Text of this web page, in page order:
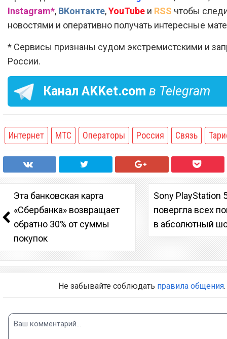
Instagram*, ВКонтакте,YouTube и RSS чтобы
новостями и оперативно получать интересные
* Сервисы признаны судом экстремистскими и
России.
Канал AKKet.com в Telegram
Интернет МТС Операторы Россия Связь
Эта банковская карта
«Сбербанка» возвращает
обратно 30% от суммы
покупок
Sony PlayStation
повергла всех
в абсолютный
Не забывайте соблюдать правила общения.